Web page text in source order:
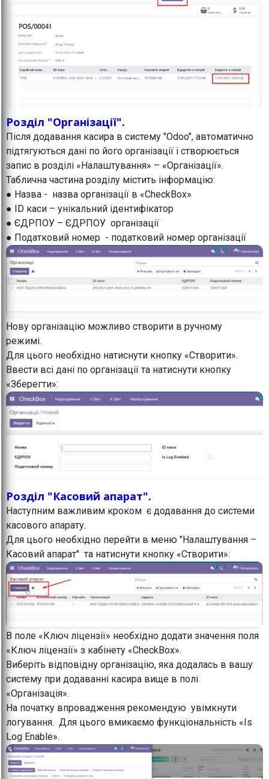
Розділ "Організації".
Після додавання касира в систему "Odoo", автоматично
підтягуються дані по його організації і створюється
запис в розділі «Налаштування» – «Організації».
Таблична частина розділу містить інформацію:
● Назва - назва організації в «CheckBox»
● ID каси – унікальний ідентифікатор
● ЄДРПОУ – ЄДРПОУ організації
● Податковий номер - податковий номер організації
Нову організацію можливо створити в ручному
режимі.
Для цього необхідно натиснути кнопку «Створити».
Ввести всі дані по організації та натиснути кнопку
«Зберегти»:
Розділ "Касовий апарат".
Наступним важливим кроком є додавання до системи
касового апарату.
Для цього необхідно перейти в меню "Налаштування –
Касовий апарат" та натиснути кнопку «Створити»:
В поле «Ключ ліцензії» необхідно додати значення поля
«Ключ ліцензії» з кабінету «CheckBox».
Виберіть відповідну організацію, яка додалась в вашу
систему при додаванні касира вище в полі
«Організація».
На початку впровадження рекомендую увімкнути
логування. Для цього вмикаємо функціональність «Is
Log Enable».